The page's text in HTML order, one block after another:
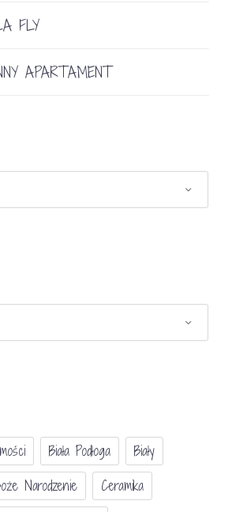
FLY
APARTAMENT
Biała Podłoga
Biały
Narodzenie
Ceramika